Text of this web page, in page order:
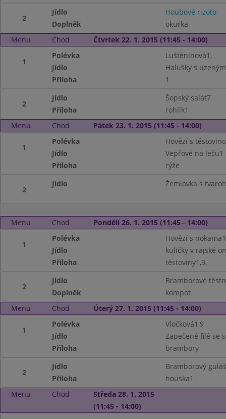
2
Jídlo
Houbové rizoto
Doplněk
okurka
Menu
Chod Čtvrtek 22. 1. 2015 (11:45 - 14:00)
1
Polévka
Luštěninová1,
Jídlo
Halušky s
Příloha
1
2
Jídlo
Šopský salát7
Příloha
rohlík1
Menu
Chod Pátek 23. 1. 2015 (11:45 - 14:00)
1
Polévka
Hovězí s
Jídlo
Vepřové na leču1
Příloha
rýže
2
Jídlo Žemlovka s
Menu Chod Pondělí 26. 1. 2015 (11:45 - 14:00)
1
Polévka
Hovězí s
Jídlo
kuličky v rajské
Příloha
těstoviny1,3,
2
Jídlo
Bramborové
Doplněk
kompot
Menu
Chod Úterý 27. 1. 2015 (11:45 - 14:00)
1
Polévka
Vločková1,9
Jídlo
Zapečené filé se
Příloha
brambory
2
Jídlo
Bramborový
Příloha
houska1
Menu
Chod
Středa 28. 1. 2015
(11:45 - 14:00)